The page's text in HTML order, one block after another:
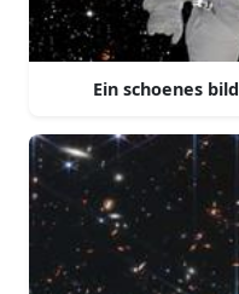
Ein schoenes